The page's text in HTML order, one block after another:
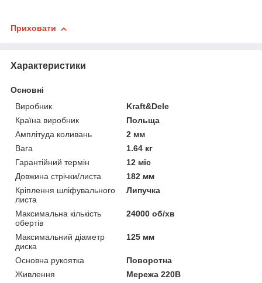
Приховати
Характеристики
Основні
Виробник
Kraft&Dele
Країна виробник
Польща
Амплітуда коливань
2 мм
Вага
1.64 кг
Гарантійний термін
12 міс
Довжина стрічки/листа
182 мм
Кріплення шліфувального
листа
Липучка
Максимальна кількість
обертів
24000 об/хв
Максимальний діаметр
диска
125 мм
Основна рукоятка
Поворотна
Живлення
Мережа 220В